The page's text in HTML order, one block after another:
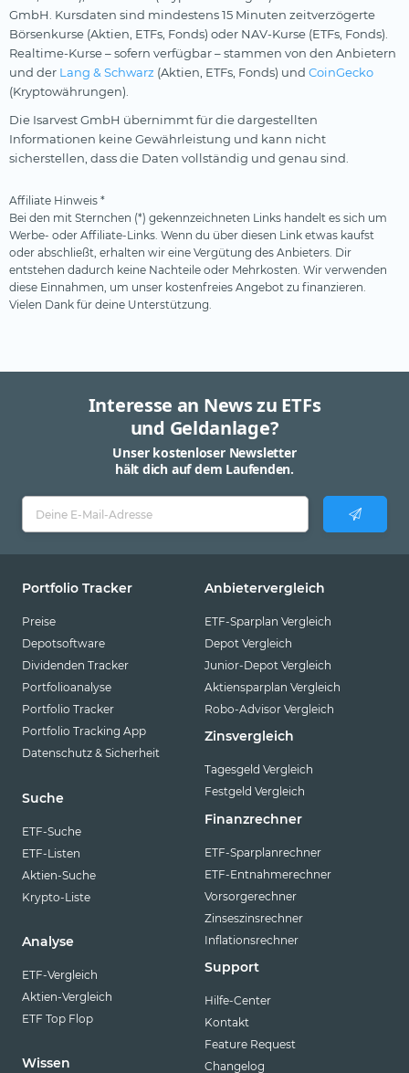
GmbH. Kursdaten sind mindestens 15 Minuten zeitverzögerte
Börsenkurse (Aktien, ETFs, Fonds) oder NAV-Kurse (ETFs, Fonds).
Realtime-Kurse – sofern verfügbar – stammen von den Anbietern
und der Lang & Schwarz (Aktien, ETFs, Fonds) und CoinGecko
(Kryptowährungen).
Die Isarvest GmbH übernimmt für die dargestellten
Informationen keine Gewährleistung und kann nicht
sicherstellen, dass die Daten vollständig und genau sind.
Affiliate Hinweis *
Bei den mit Sternchen (*) gekennzeichneten Links handelt es sich um
Werbe- oder Affiliate-Links. Wenn du über diesen Link etwas kaufst
oder abschließt, erhalten wir eine Vergütung des Anbieters. Dir
entstehen dadurch keine Nachteile oder Mehrkosten. Wir verwenden
diese Einnahmen, um unser kostenfreies Angebot zu finanzieren.
Vielen Dank für deine Unterstützung.
Interesse an News zu ETFs
und Geldanlage?
Unser kostenloser Newsletter
hält dich auf dem Laufenden.
Portfolio Tracker
Preise
Depotsoftware
Dividenden Tracker
Portfolioanalyse
Portfolio Tracker
Portfolio Tracking App
Datenschutz & Sicherheit
Suche
ETF-Suche
ETF-Listen
Aktien-Suche
Krypto-Liste
Analyse
ETF-Vergleich
Aktien-Vergleich
ETF Top Flop
Wissen
Anbietervergleich
ETF-Sparplan Vergleich
Depot Vergleich
Junior-Depot Vergleich
Aktiensparplan Vergleich
Robo-Advisor Vergleich
Zinsvergleich
Tagesgeld Vergleich
Festgeld Vergleich
Finanzrechner
ETF-Sparplanrechner
ETF-Entnahmerechner
Vorsorgerechner
Zinseszinsrechner
Inflationsrechner
Support
Hilfe-Center
Kontakt
Feature Request
Changelog